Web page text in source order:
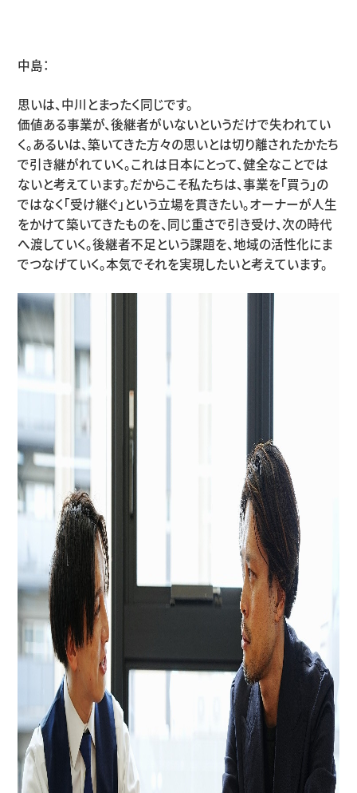
中島：
思いは、中川とまったく同じです。
価値ある事業が、後継者がいないというだけで失われてい
く。あるいは、築いてきた方々の思いとは切り離されたかたち
で引き継がれていく。これは日本にとって、健全なことでは
ないと考えています。だからこそ私たちは、事業を「買う」の
ではなく「受け継ぐ」という立場を貫きたい。オーナーが人生
をかけて築いてきたものを、同じ重さで引き受け、次の時代
へ渡していく。後継者不足という課題を、地域の活性化にま
でつなげていく。本気でそれを実現したいと考えています。